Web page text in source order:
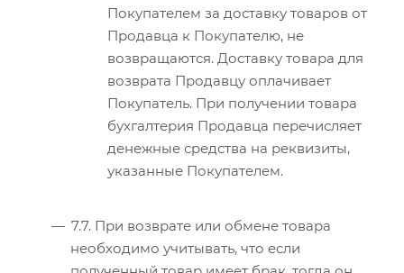
Покупателем за доставку товаров от
Продавца к Покупателю, не
возвращаются. Доставку товара для
возврата Продавцу оплачивает
Покупатель. При получении товара
бухгалтерия Продавца перечисляет
денежные средства на реквизиты,
указанные Покупателем.
7.7. При возврате или обмене товара
необходимо учитывать, что если